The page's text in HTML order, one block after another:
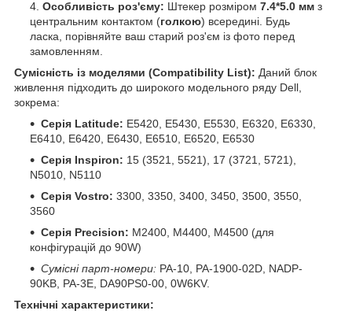
Особливість роз'єму: Штекер розміром 7.4*5.0 мм з
центральним контактом (голкою) всередині. Будь
ласка, порівняйте ваш старий роз'єм із фото перед
замовленням.
Сумісність із моделями (Compatibility List): Даний блок
живлення підходить до широкого модельного ряду Dell,
зокрема:
Серія Latitude: E5420, E5430, E5530, E6320, E6330,
E6410, E6420, E6430, E6510, E6520, E6530
Серія Inspiron: 15 (3521, 5521), 17 (3721, 5721),
N5010, N5110
Серія Vostro: 3300, 3350, 3400, 3450, 3500, 3550,
3560
Серія Precision: M2400, M4400, M4500 (для
конфігурацій до 90W)
Сумісні парт-номери: PA-10, PA-1900-02D, NADP-
90KB, PA-3E, DA90PS0-00, 0W6KV.
Технічні характеристики: